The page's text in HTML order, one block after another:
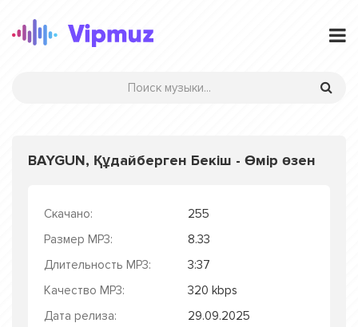
BAYGUN, Құдайберген Бекіш - Өмір өзен
Скачано:
255
Размер MP3:
8.33
Длительность MP3:
3:37
Качество MP3:
320 kbps
Дата релиза:
29.09.2025